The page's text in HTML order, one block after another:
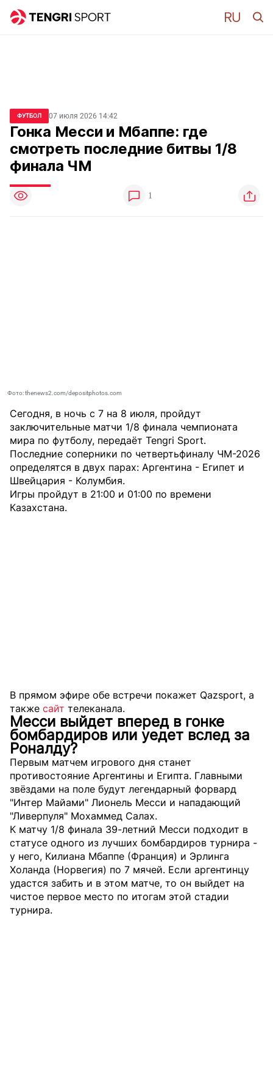
ФУТБОЛ 07 июля 2026 14:42
Гонка Месси и Мбаппе: где
смотреть последние битвы 1/8
финала ЧМ
1
Фото: thenews2.com/depositphotos.com
Сегодня, в ночь с 7 на 8 июля, пройдут
заключительные матчи 1/8 финала чемпионата
мира по футболу, передаёт Tengri Sport.
Последние соперники по четвертьфиналу ЧМ-2026
определятся в двух парах: Аргентина - Египет и
Швейцария - Колумбия.
Игры пройдут в 21:00 и 01:00 по времени
Казахстана.
В прямом эфире обе встречи покажет Qazsport, а
также сайт телеканала.
Месси выйдет вперед в гонке
бомбардиров или уедет вслед за
Роналду?
Первым матчем игрового дня станет
противостояние Аргентины и Египта. Главными
звёздами на поле будут легендарный форвард
"Интер Майами" Лионель Месси и нападающий
"Ливерпуля" Мохаммед Салах.
К матчу 1/8 финала 39-летний Месси подходит в
статусе одного из лучших бомбардиров турнира -
у него, Килиана Мбаппе (Франция) и Эрлинга
Холанда (Норвегия) по 7 мячей. Если аргентинцу
удастся забить и в этом матче, то он выйдет на
чистое первое место по итогам этой стадии
турнира.